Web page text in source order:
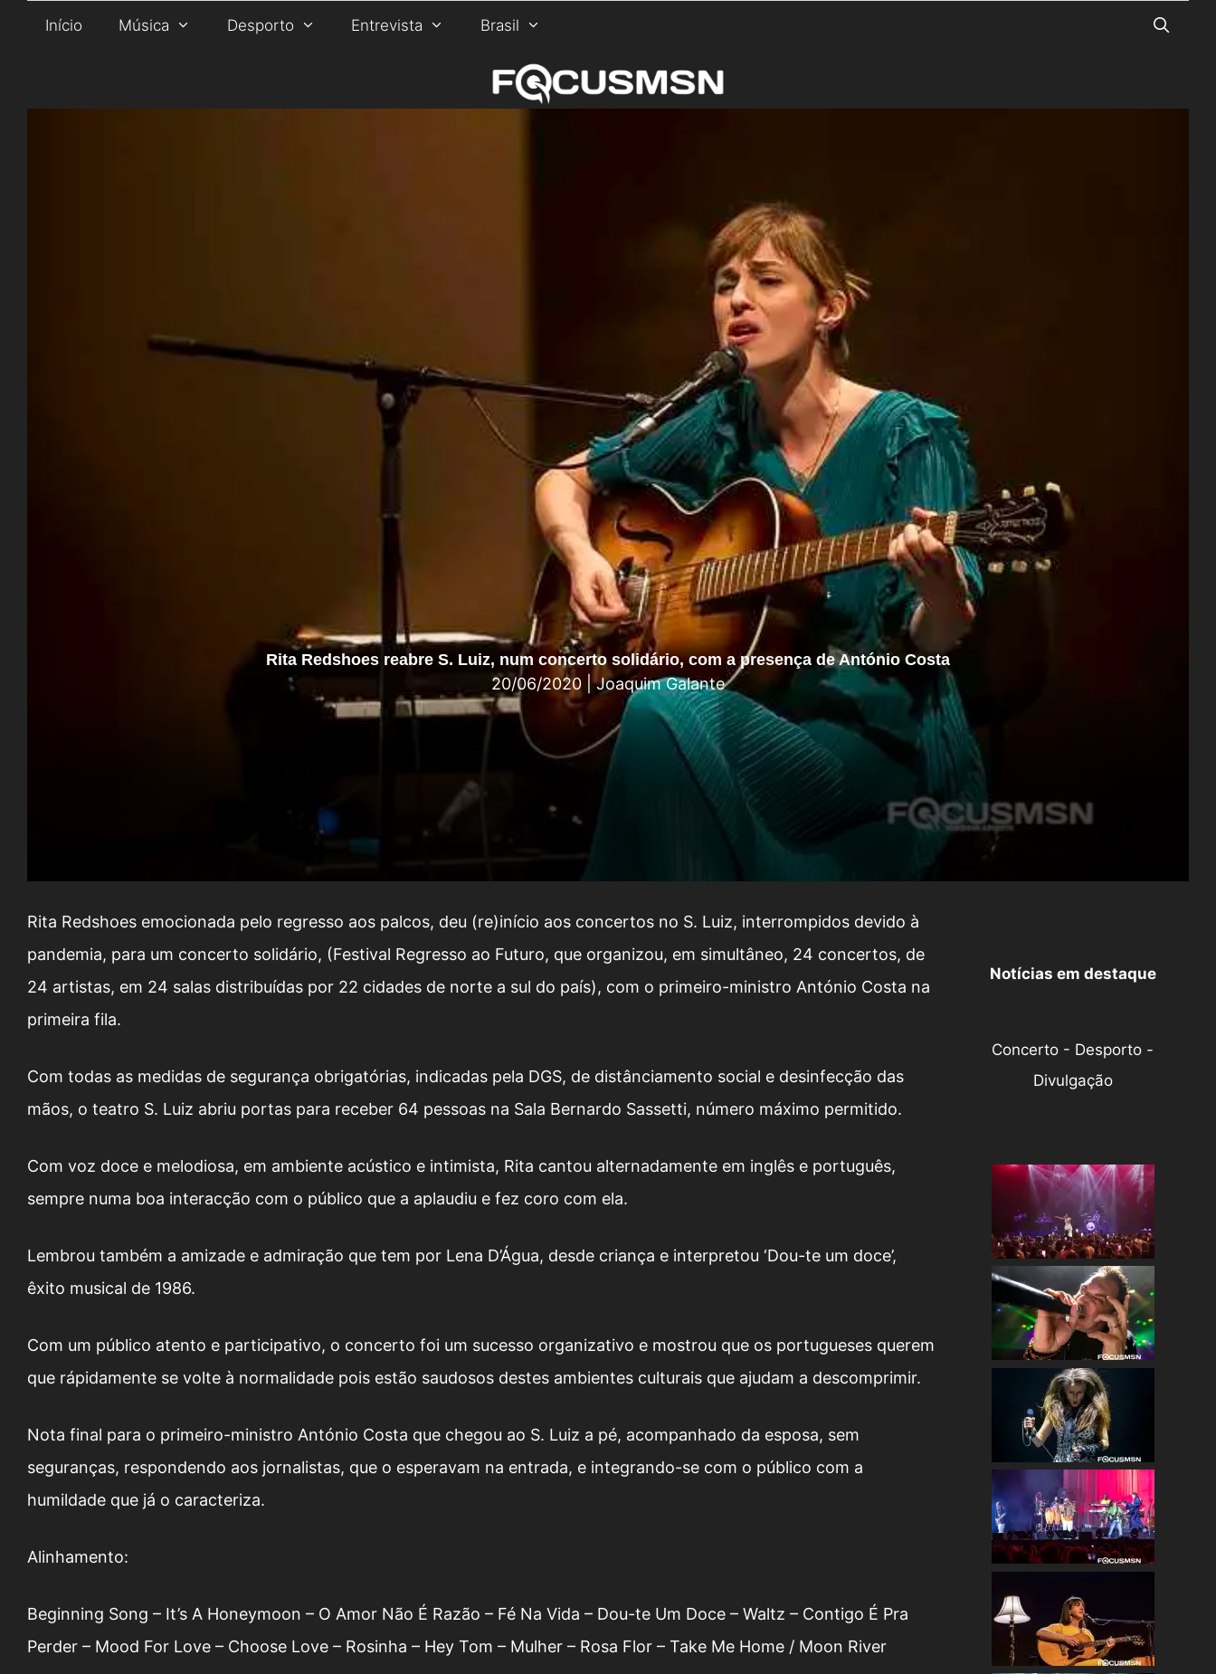
Saltar
conteúdo
Início Música Desporto Entrevista Brasil
Rita Redshoes reabre S. Luiz, num concerto solidário, com a presença de António Costa
20/06/2020 |Joaquim Galante
Rita Redshoes emocionada pelo regresso aos palcos, deu (re)início aos concertos no S. Luiz, interrompidos devido à
pandemia, para um concerto solidário, (Festival Regresso ao Futuro, que organizou, em simultâneo, 24 concertos, de
24 artistas, em 24 salas distribuídas por 22 cidades de norte a sul do país), com o primeiro-ministro António Costa na
primeira fila.
Com todas as medidas de segurança obrigatórias, indicadas pela DGS, de distânciamento social e desinfecção das
mãos, o teatro S. Luiz abriu portas para receber 64 pessoas na Sala Bernardo Sassetti, número máximo permitido.
Com voz doce e melodiosa, em ambiente acústico e intimista, Rita cantou alternadamente em inglês e português,
sempre numa boa interacção com o público que a aplaudiu e fez coro com ela.
Lembrou também a amizade e admiração que tem por Lena D’Água, desde criança e interpretou ‘Dou-te um doce’,
êxito musical de 1986.
Com um público atento e participativo, o concerto foi um sucesso organizativo e mostrou que os portugueses querem
que rápidamente se volte à normalidade pois estão saudosos destes ambientes culturais que ajudam a descomprimir.
Nota final para o primeiro-ministro António Costa que chegou ao S. Luiz a pé, acompanhado da esposa, sem
seguranças, respondendo aos jornalistas, que o esperavam na entrada, e integrando-se com o público com a
humildade que já o caracteriza.
Alinhamento:
Beginning Song – It’s A Honeymoon – O Amor Não É Razão – Fé Na Vida – Dou-te Um Doce – Waltz – Contigo É Pra
Perder – Mood For Love – Choose Love – Rosinha – Hey Tom – Mulher – Rosa Flor – Take Me Home / Moon River
Notícias em destaque
Concerto - Desporto -
Divulgação